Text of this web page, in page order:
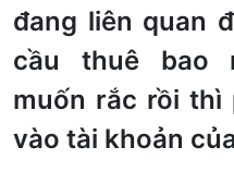
đang liên quan
cầu thuê bao
muốn rắc rồi thì
vào tài khoản